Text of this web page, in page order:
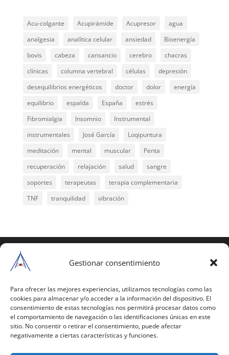
Gestionar consentimiento
Para ofrecer las mejores experiencias, utilizamos tecnologías como las
cookies para almacenar y/o acceder a la información del dispositivo. El
consentimiento de estas tecnologías nos permitirá procesar datos como
el comportamiento de navegación o las identificaciones únicas en este
sitio. No consentir o retirar el consentimiento, puede afectar
negativamente a ciertas características y funciones.
Acu-colgante Acupirámide Acupresor
agua
analgesia
analítica celular ansiedad
Bioenergía
bovis
cabeza cansancio cerebro
chacras
clínicas
columna vertebral células
depresión
desequilibrios energéticos
doctor dolor
energía
equilibrio
espalda España
estrés
Fibromialgia
Insomnio
Instrumental
instrumentales
José García
Loqipuntura
meditación
mental muscular
Penta
recuperación
relajación salud
sangre
soportes
terapeutas
terapia complementaria
TNF
tranquilidad vibración
reservados
estas páginas o parte de ellas, necesita pedir
autorización por escrito a Mario Gil Sánchez.
Todos los instrumentales están PATENTADOS.
Web inaugurada en 2002 (última actualización en